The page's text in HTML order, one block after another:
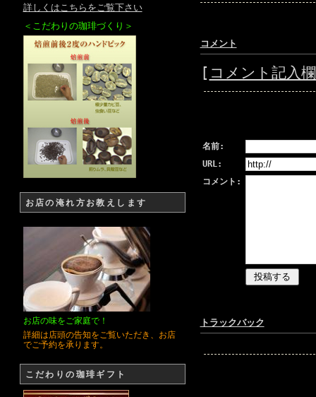
詳しくはこちらをご覧下さい
＜こだわりの珈琲づくり＞
お店の淹れ方お教えします
お店の味をご家庭で！
詳細は店頭の告知をご覧いただき、お店
でご予約を承ります。
こだわりの珈琲ギフト
コメント
[ コメント記入
名前:
URL:
コメント:
トラックバック